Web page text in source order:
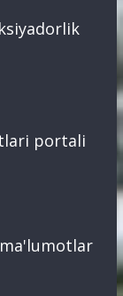
portali